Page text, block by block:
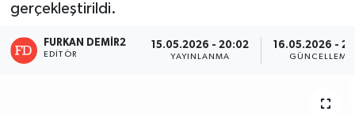
gerçekleştirildi.
FURKAN DEMİR2
EDITÖR
15.05.2026 - 20:02
YAYINLANMA
16.05.2026 -
GÜNCELLEME